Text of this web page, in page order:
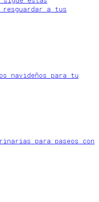
resguardar a tus
navideños para tu
para paseos con